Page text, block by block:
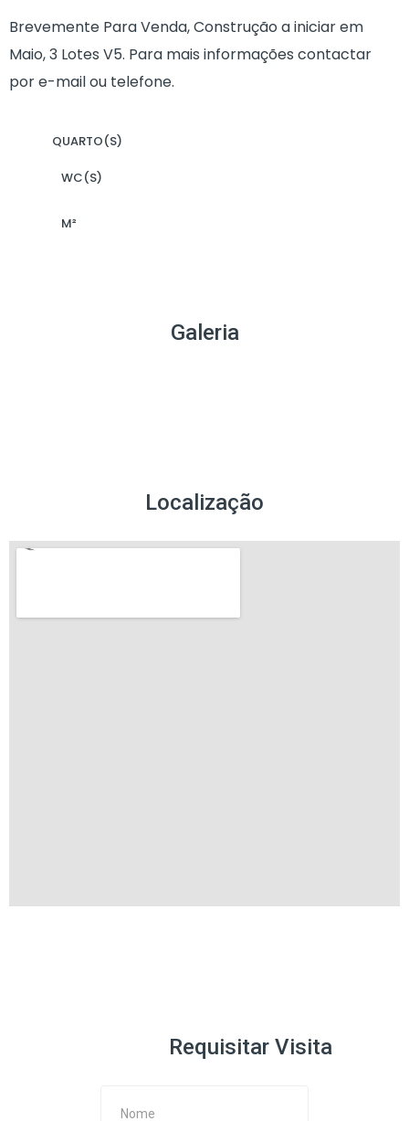
Brevemente Para Venda, Construção a iniciar em
Maio, 3 Lotes V5. Para mais informações contactar
por e-mail ou telefone.
QUARTO(S)
WC(S)
M²
Galeria
Localização
Requisitar Visita